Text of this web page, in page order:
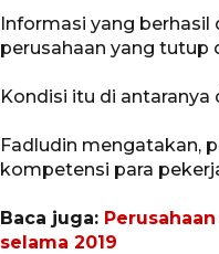
Informasi yang berhasil
perusahaan yang tutup
Kondisi itu di antaranya
Fadludin mengatakan,
kompetensi para
Baca juga:
selama 2019